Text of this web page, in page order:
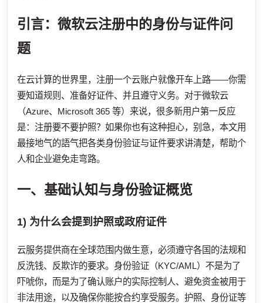
引言：微软云注册中的身份与证件问
题
在云计算的世界里，注册一个云账户就像开车上路——你需
要知道规则、准备好证件、并且遵守义务。对于微软云
（Azure、Microsoft 365 等）来说，很多新用户第一反应
是：注册要不要护照？如果你也有这种担心，别急，本文用
最接地气的語气把各类身份验证与证件要求讲清楚，帮助个
人和企业避免走弯路。
一、基础认知与身份验证概览
1) 为什么会提到护照或政府证件
云服务提供商在全球范围内做生意，必须遵守各国的法规和
反洗钱、反欺诈的要求。身份验证（KYC/AML）不是为了
吓唬你，而是为了确认账户的实际控制人、避免资金被用于
非法用途，以及确保你能按合约享受服务。护照、身份证等